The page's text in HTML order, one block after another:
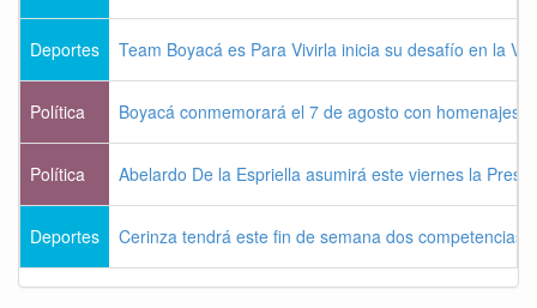
Deportes Team Boyacá es Para Vivirla inicia su desafío en la
Política Boyacá conmemorará el 7 de agosto con homenajes
Política Abelardo De la Espriella asumirá este viernes la
Deportes Cerinza tendrá este fin de semana dos competencias